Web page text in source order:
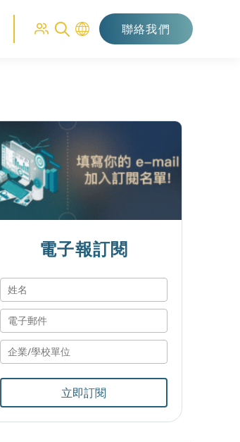
聯絡我們
電子報訂閱
立即訂閱